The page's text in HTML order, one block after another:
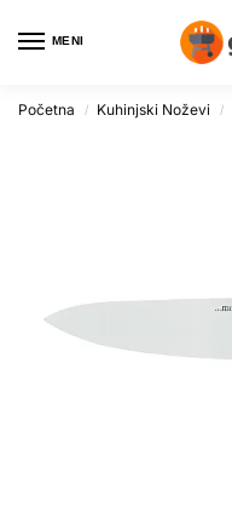
MENI
Početna / Kuhinjski Noževi /